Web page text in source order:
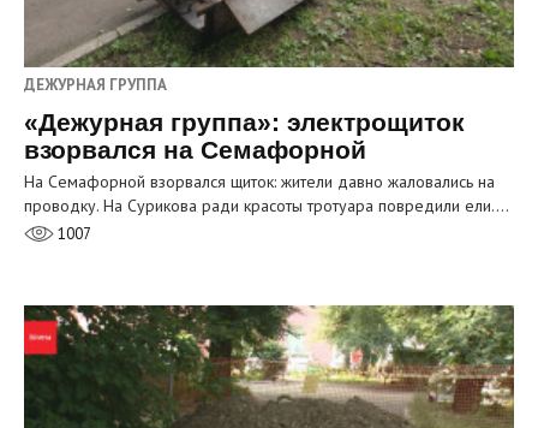
ДЕЖУРНАЯ ГРУППА
«Дежурная группа»: электрощиток
взорвался на Семафорной
На Семафорной взорвался щиток: жители давно жаловались на
проводку. На Сурикова ради красоты тротуара повредили ели.…
1007